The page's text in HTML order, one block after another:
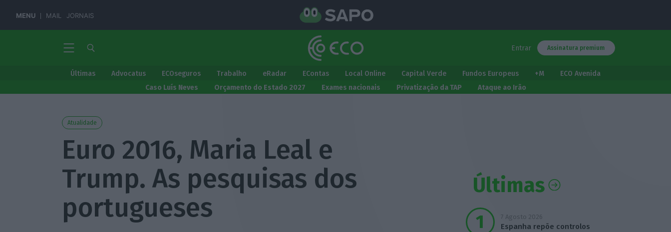
MENU MAIL JORNAIS
Entrar Assinatura premium
Últimas Advocatus ECOseguros Trabalho eRadar EContas Local Online Capital Verde Fundos Europeus +M
ECO Avenida
Caso Luís Neves
Orçamento do Estado 2027 Exames nacionais Privatização da TAP Ataque ao Irão
Atualidade
Euro 2016, Maria Leal e
Trump. As pesquisas dos
portugueses
Últimas
7 Agosto 2026
Espanha repõe controlos